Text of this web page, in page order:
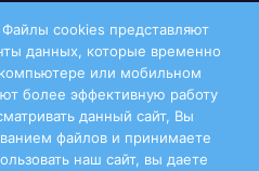
района
сookies представляют
данных, которые временно
или мобильном
более эффективную работу
данный сайт, Вы
файлов и принимаете
наш сайт, вы даете